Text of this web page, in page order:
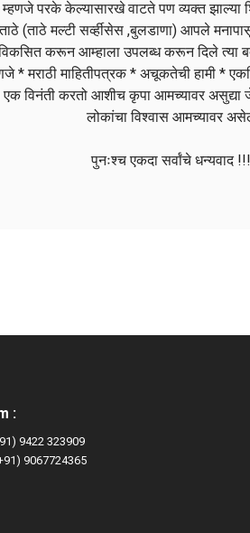
परके केल्यासारखे वाटते पण व्यक्त झाल्या
ताठे (ताठे मल्टी सर्व्हीसेस ,बुलडाणा) आपले
करून आम्हाला उपलब्ध करून दिले त्या
* मराठी माहितीपत्रक * अचूकतेची हामी *
एक विनंती करतो आशीच कृपा आमच्यावर
लोकांचा विश्वास आमच्यावर
पुनःश्च एकदा सर्वांचे धन्यवाद
:
9422 323909
9067724365